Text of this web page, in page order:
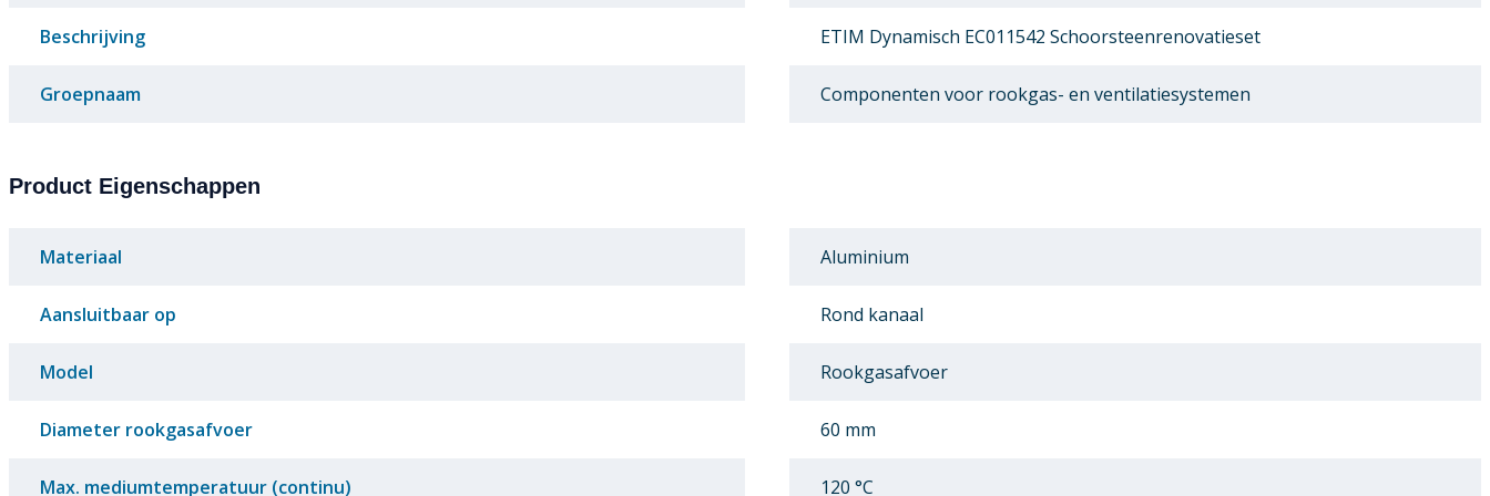
Beschrijving ETIM Dynamisch EC011542 Schoorsteenrenovatieset
Groepnaam Componenten voor rookgas- en ventilatiesystemen
Product Eigenschappen
Materiaal Aluminium
Aansluitbaar op Rond kanaal
Model Rookgasafvoer
Diameter rookgasafvoer 60 mm
Max. mediumtemperatuur (continu) 120 °C